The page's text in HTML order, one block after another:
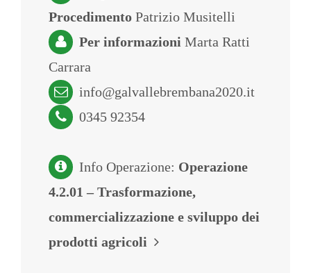
Procedimento Patrizio Musitelli
Per informazioni Marta Ratti
Carrara
info@galvallebrembana2020.it
0345 92354
Info Operazione: Operazione
4.2.01 – Trasformazione,
commercializzazione e sviluppo dei
prodotti agricoli